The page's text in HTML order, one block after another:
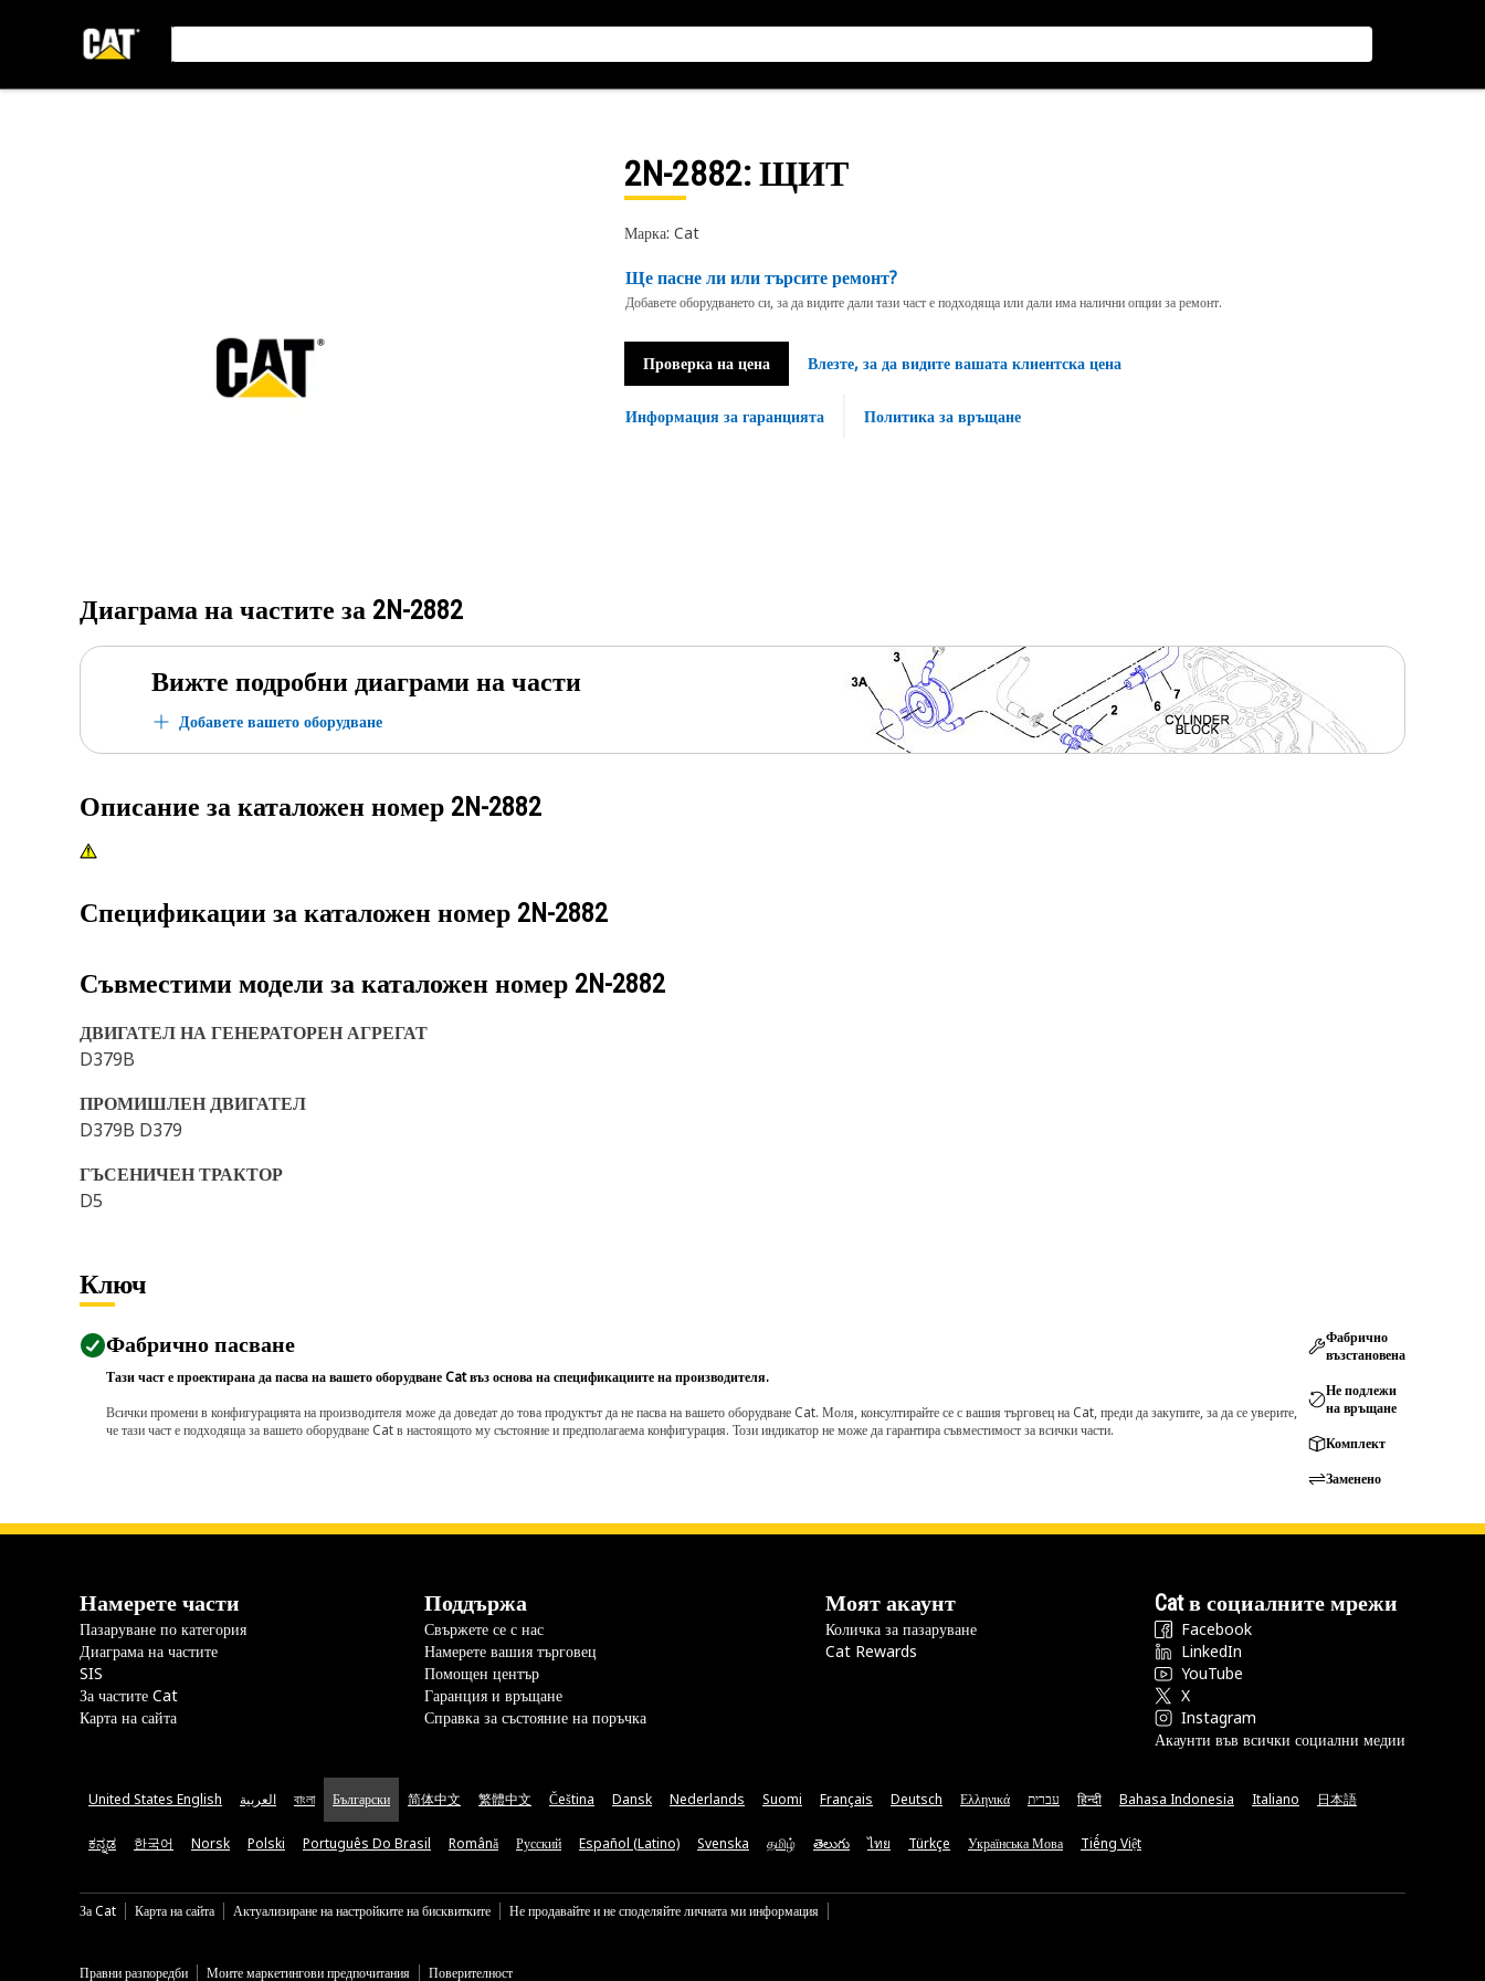
2N-2882: ЩИТ
Марка: Cat
Ще пасне ли или търсите ремонт?
Добавете оборудването си, за да видите дали тази част е подходяща или дали има налични опции за ремонт.
Проверка на цена Влезте, за да видите вашата клиентска цена
Информация за гаранцията Политика за връщане
Диаграма на частите за 2N-2882
Вижте подробни диаграми на части
Добавете вашето оборудване
Описание за каталожен номер 2N-2882
Спецификации за каталожен номер 2N-2882
Съвместими модели за каталожен номер 2N-2882
ДВИГАТЕЛ НА ГЕНЕРАТОРЕН АГРЕГАТ
D379B
ПРОМИШЛЕН ДВИГАТЕЛ
D379B D379
ГЪСЕНИЧЕН ТРАКТОР
D5
Ключ
Фабрично пасване
Тази част е проектирана да пасва на вашето оборудване Cat въз основа на спецификациите на производителя.
Всички промени в конфигурацията на производителя може да доведат до това продуктът да не пасва на вашето оборудване Cat. Моля, консултирайте се с вашия търговец на Cat, преди да закупите, за да се уверите,
че тази част е подходяща за вашето оборудване Cat в настоящото му състояние и предполагаема конфигурация. Този индикатор не може да гарантира съвместимост за всички части.
Фабрично
възстановена
Не подлежи
на връщане
Комплект
Заменено
Намерете части
Пазаруване по категория
Диаграма на частите
SIS
За частите Cat
Карта на сайта
Поддържа
Свържете се с нас
Намерете вашия търговец
Помощен център
Гаранция и връщане
Справка за състояние на поръчка
Моят акаунт
Количка за пазаруване
Cat Rewards
Cat в социалните мрежи
Facebook
LinkedIn
YouTube
X
Instagram
Акаунти във всички социални медии
United States English العربية বাংলা Български 简体中文 繁體中文 Čeština Dansk Nederlands Suomi Français Deutsch Ελληνικά עברית हिन्दी Bahasa Indonesia Italiano 日本語
ಕನ್ನಡ 한국어 Norsk Polski Português Do Brasil Română Русский Español (Latino) Svenska தமிழ் తెలుగు ไทย Türkçe Українська Мова Tiếng Việt
За Cat Карта на сайта Актуализиране на настройките на бисквитките Не продавайте и не споделяйте личната ми информация
Правни разпоредби Моите маркетингови предпочитания Поверителност